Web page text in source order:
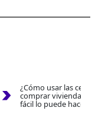
¿Cómo usar las
comprar vivienda
fácil lo puede hacer